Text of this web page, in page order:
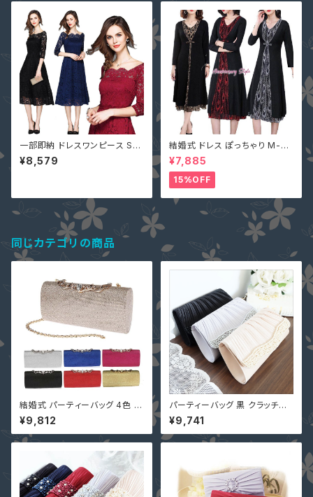
一部即納 ドレスワンピース S-4
L ネイビー 黒 赤 ミモレ 総レー
ス ぽっちゃり 大きいサイズ 七分
¥8,579
結婚式 ドレス ぽっちゃり M-5L
一部即納 黒 シルバー ゴールド
大きいサイズ レディース SZLN
-55076 パーティードレス 長袖
ワンピース フォーマルドレス 30
代 40代 50代
¥7,885
15%OFF
同じカテゴリの商品
結婚式 パーティーバッグ 4色 シ
ャンパン ゴールド 即納 3WAY
パーティー ビジュー クラッチバ
ッグ ba01858 バック 黒 シルバ
¥9,812
パーティーバッグ 黒 クラッチバ
ッグ ファッションバッグ 3WAY Y
J-B55126 収納力抜群 大きめ
バッグ パーティバック レディー
¥9,741